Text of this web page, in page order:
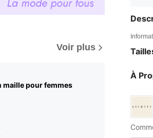
Voir plus
maille pour femmes
À